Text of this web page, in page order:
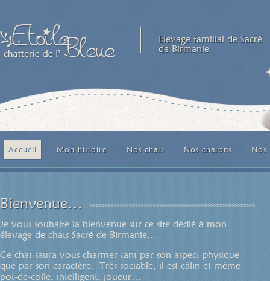
Elevage familial de Sacré
de Birmanie
Accueil Mon histoire Nos chats Nos chatons Nos
Bienvenue…
Je vous souhaite la bienvenue sur ce site dédié à mon
élevage de chats Sacré de Birmanie…
Ce chat saura vous charmer tant par son aspect physique
que par son caractère. Très sociable, il est câlin et même
pot-de-colle, intelligent, joueur…